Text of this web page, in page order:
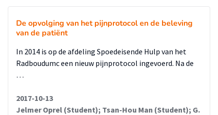
De opvolging van het pijnprotocol en de beleving
van de patiënt
In 2014 is op de afdeling Spoedeisende Hulp van het
Radboudumc een nieuw pijnprotocol ingevoerd. Na de
…
2017-10-13
Jelmer Oprel (Student); Tsan-Hou Man (Student); G.